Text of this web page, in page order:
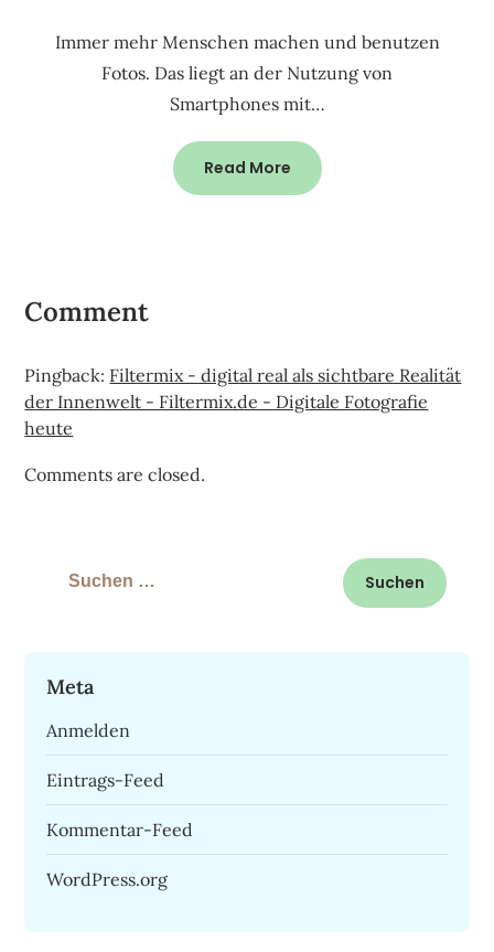
Immer mehr Menschen machen und benutzen
Fotos. Das liegt an der Nutzung von
Smartphones mit…
Read More
Comment
Pingback: Filtermix - digital real als sichtbare Realität
der Innenwelt - Filtermix.de - Digitale Fotografie
heute
Comments are closed.
Suchen
Meta
Anmelden
Eintrags-Feed
Kommentar-Feed
WordPress.org